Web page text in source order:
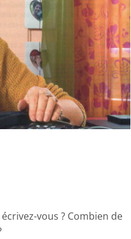
vous ? Combien de